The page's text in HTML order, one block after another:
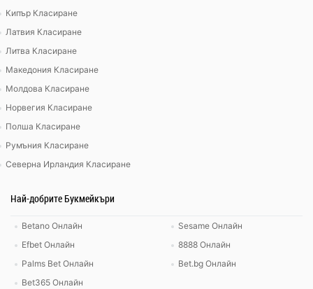
Кипър Класиране
Латвия Класиране
Литва Класиране
Македония Класиране
Молдова Класиране
Норвегия Класиране
Полша Класиране
Румъния Класиране
Северна Ирландия Класиране
Най-добрите Букмейкъри
Betano Онлайн
Efbet Онлайн
Palms Bet Онлайн
Bet365 Онлайн
Sesame Онлайн
8888 Онлайн
Bet.bg Онлайн